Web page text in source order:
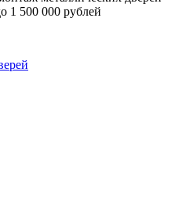
1 500 000 рублей